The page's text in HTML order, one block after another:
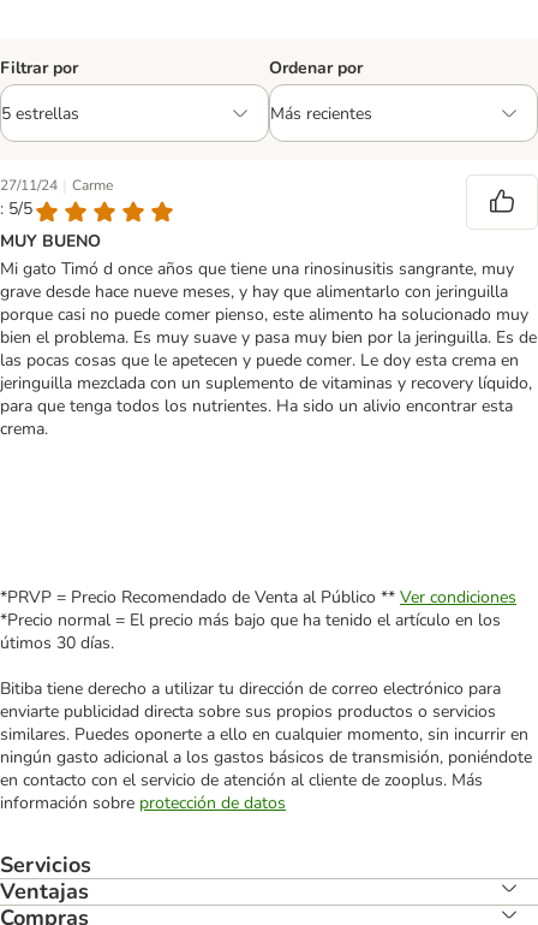
Filtrar por Ordenar por
27/11/24 | Carme
: 5/5
MUY BUENO
Mi gato Timó d once años que tiene una rinosinusitis sangrante, muy
grave desde hace nueve meses, y hay que alimentarlo con jeringuilla
porque casi no puede comer pienso, este alimento ha solucionado muy
bien el problema. Es muy suave y pasa muy bien por la jeringuilla. Es de
las pocas cosas que le apetecen y puede comer. Le doy esta crema en
jeringuilla mezclada con un suplemento de vitaminas y recovery líquido,
para que tenga todos los nutrientes. Ha sido un alivio encontrar esta
crema.
*PRVP = Precio Recomendado de Venta al Público ** Ver condiciones
*Precio normal = El precio más bajo que ha tenido el artículo en los
útimos 30 días.
Bitiba tiene derecho a utilizar tu dirección de correo electrónico para
enviarte publicidad directa sobre sus propios productos o servicios
similares. Puedes oponerte a ello en cualquier momento, sin incurrir en
ningún gasto adicional a los gastos básicos de transmisión, poniéndote
en contacto con el servicio de atención al cliente de zooplus. Más
información sobre protección de datos
Servicios
Ventajas
Compras